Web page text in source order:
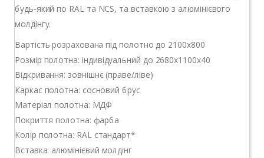
будь-який по RAL та NCS, та вставкою з алюмінієвого
молдінгу.
Вартість розрахована під полотно до 2100х800
Розмір полотна: індивідуальний до 2680х1100х40
Відкривання: зовнішнє (праве/ліве)
Каркас полотна: сосновий брус
Матеріал полотна: МДФ
Покриття полотна: фарба
Колір полотна: RAL стандарт*
Вставка: алюмінієвий молдінг